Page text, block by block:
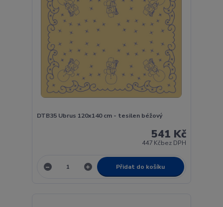
DTB35 Ubrus 120x140 cm - tesilen béžový
541 Kč
447 Kčbez DPH
Přidat do košíku